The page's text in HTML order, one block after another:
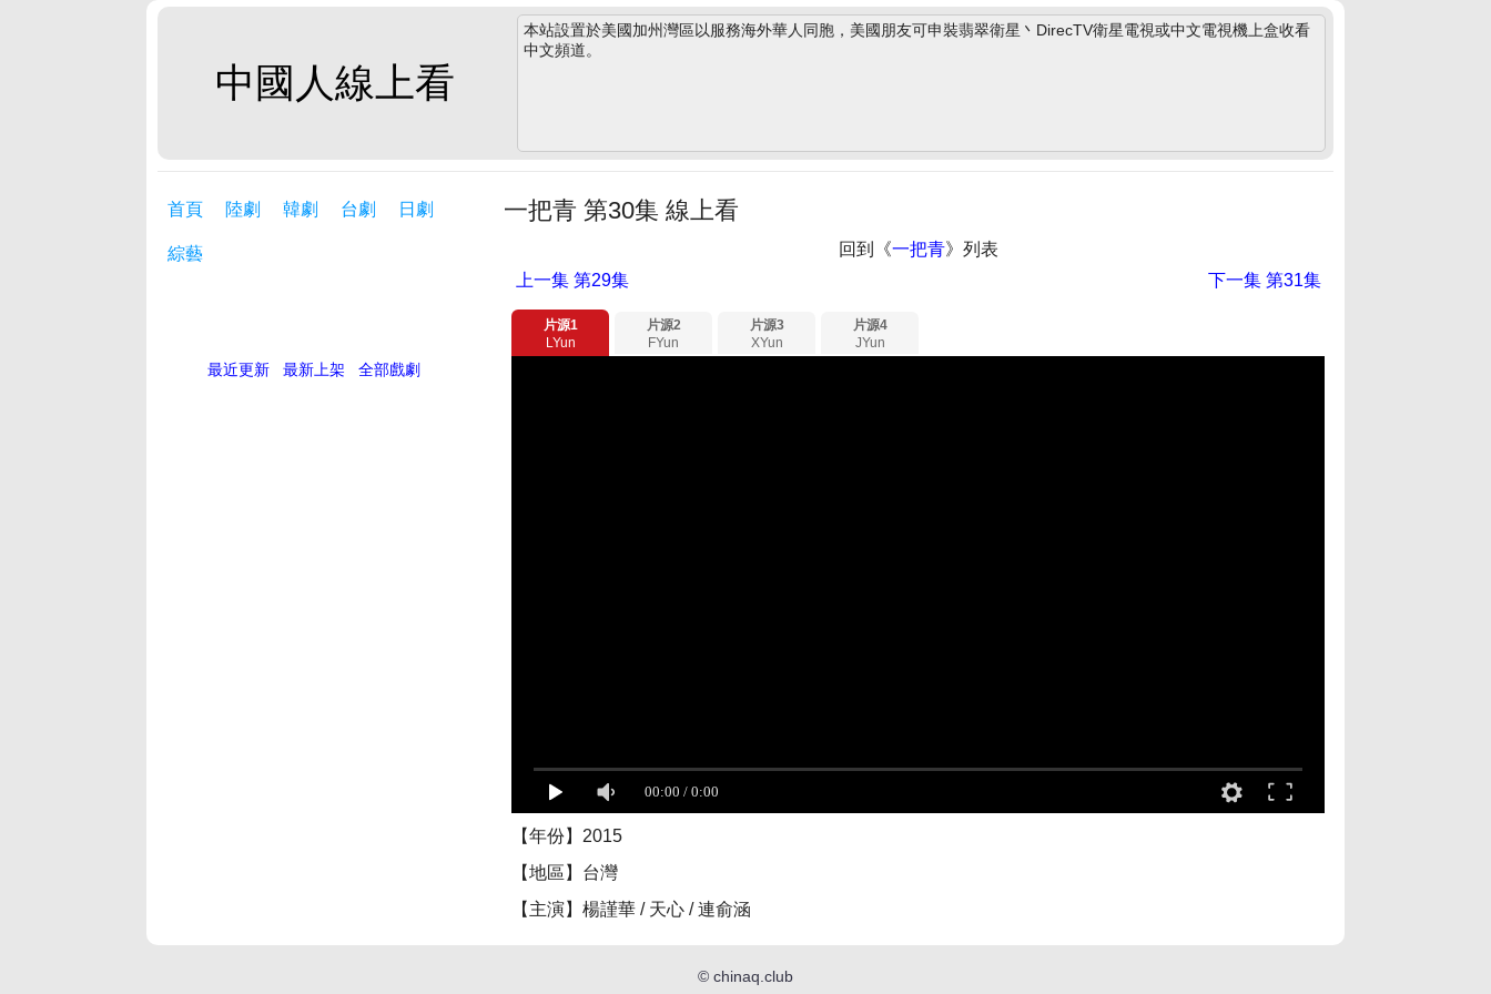
中國人線上看
本站設置於美國加州灣區以服務海外華人同胞，美國朋友可申裝翡翠衛星丶DirecTV衛星電視或中文電視機上盒收看
中文頻道。
首頁 陸劇 韓劇 台劇 日劇
綜藝
最近更新 最新上架 全部戲劇
一把青 第30集 線上看
回到《一把青》列表
上一集 第29集 下一集第31集
片源1
LYun
片源2
FYun
片源3
XYun
片源4
JYun
【年份】2015
【地區】台灣
【主演】楊謹華 / 天心 / 連俞涵
© chinaq.club